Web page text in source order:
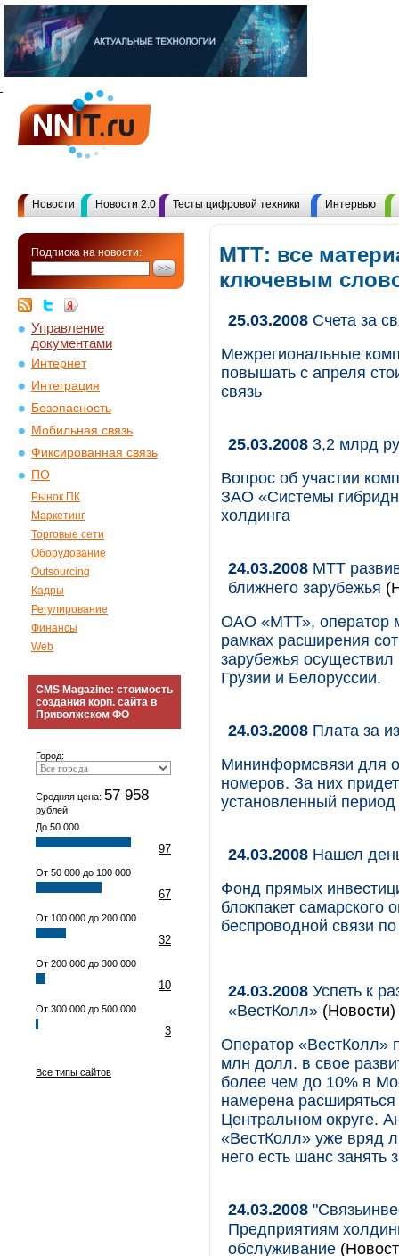
Новости Новости 2.0 Тесты цифровой техники Интервью
Подписка на новости:
Управление
документами
Интернет
Интеграция
Безопасность
Мобильная связь
Фиксированная связь
ПО
Рынок ПК
Маркетинг
Торговые сети
Оборудование
Outsourcing
Кадры
Регулирование
Финансы
Web
CMS Magazine: стоимость
создания корп. сайта в
Приволжском ФО
Город:
Средняя цена: 57 958
рублей
До 50 000
97
От 50 000 до 100 000
67
От 100 000 до 200 000
32
От 200 000 до 300 000
10
От 300 000 до 500 000
3
Все типы сайтов
МТТ: все
ключевым
25.03.2008 Счета за
Межрегиональные
повышать с апреля
связь
25.03.2008 3,2 млрд
Вопрос об участии
ЗАО «Системы
холдинга
24.03.2008 MTT
ближнего зарубежья
ОАО «МТТ», оператор
рамках расширения
зарубежья
Грузии и Белоруссии.
24.03.2008 Плата за
Мининформсвязи для
номеров. За них
установленный период
24.03.2008 Нашел
Фонд прямых
блокпакет самарского
беспроводной связи
24.03.2008 Успеть к
«ВестКолл» (Новости)
Оператор «ВестКолл»
млн долл. в свое
более чем до 10% в
намерена
Центральном округе.
«ВестКолл» уже вряд
него есть шанс
24.03.2008
Предприятиям
обслуживание